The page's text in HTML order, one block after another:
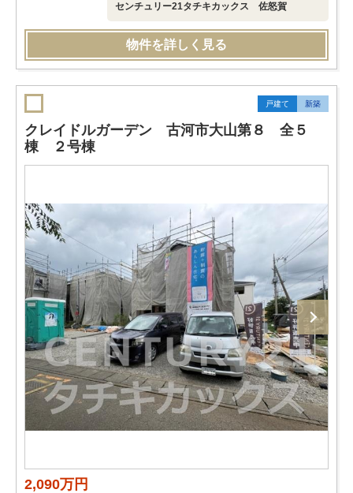
センチュリー21タチキカックス 佐怒賀
物件を詳しく見る
戸建て 新築
クレイドルガーデン 古河市大山第８ 全５
棟 ２号棟
2,090万円